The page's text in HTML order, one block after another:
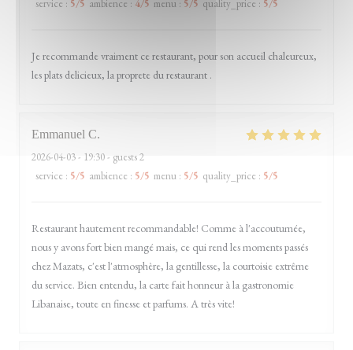
service : 5/5 ambience : 4/5 menu : 5/5 quality_price : 5/5
Je recommande vraiment ce restaurant, pour son accueil chaleureux,
les plats delicieux, la proprete du restaurant .
Emmanuel C
2026-04-03- 19:30 - guests 2
service : 5/5 ambience : 5/5 menu : 5/5 quality_price : 5/5
Restaurant hautement recommandable! Comme à l'accoutumée,
nous y avons fort bien mangé mais, ce qui rend les moments passés
chez Mazats, c'est l'atmosphère, la gentillesse, la courtoisie extrême
du service. Bien entendu, la carte fait honneur à la gastronomie
Libanaise, toute en finesse et parfums. A très vite!